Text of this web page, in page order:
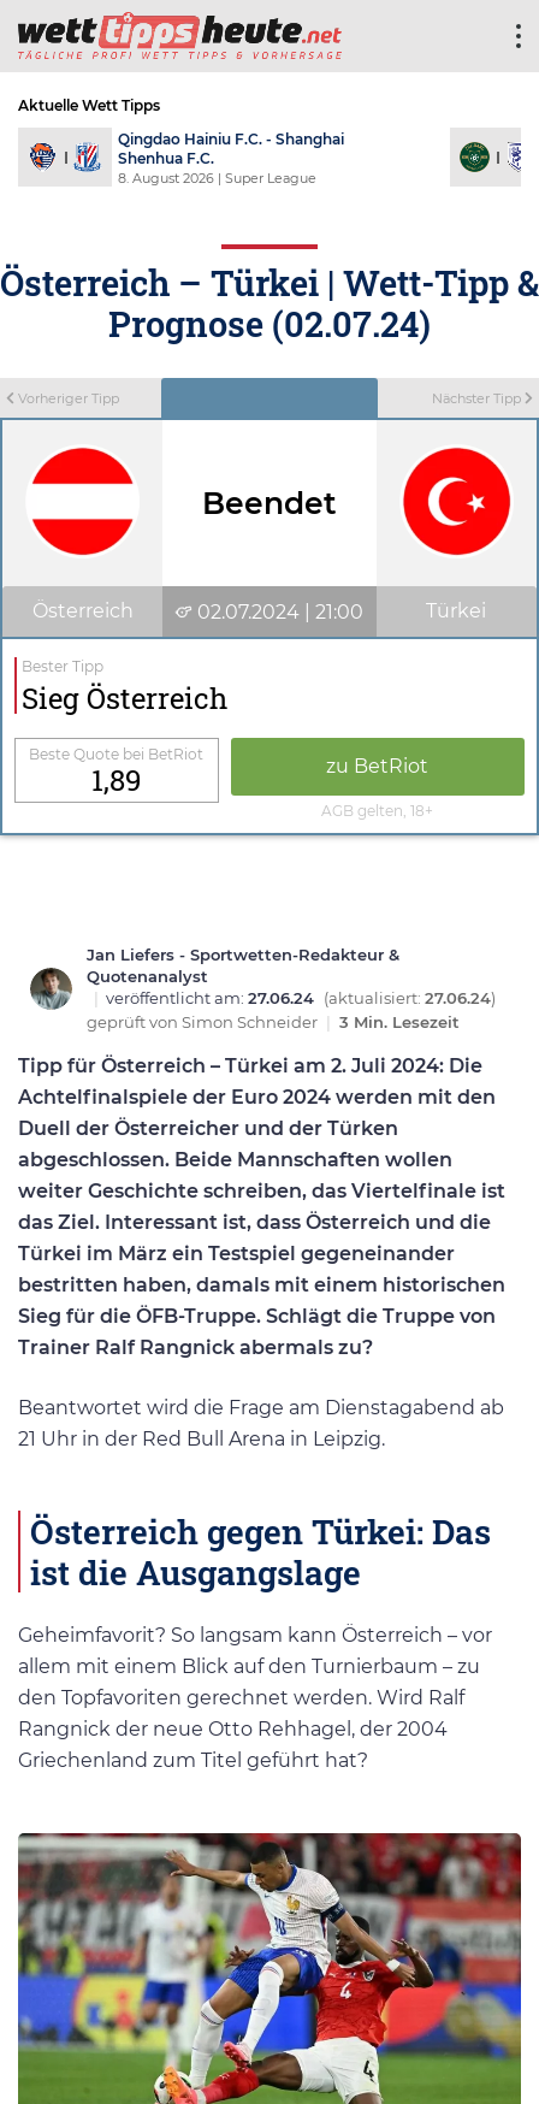
Aktuelle Wett Tipps
Qingdao Hainiu F.C. - Shanghai
Shenhua F.C.
8. August 2026 | Super League
Österreich – Türkei | Wett-Tipp &
Prognose (02.07.24)
Vorheriger Tipp Nächster Tipp
Beendet
Österreich 02.07.2024 | 21:00 Türkei
Bester Tipp
Sieg Österreich
Beste Quote bei BetRiot
1,89 zu BetRiot
AGB gelten, 18+
Jan Liefers - Sportwetten-Redakteur &
Quotenanalyst
| veröffentlicht am: 27.06.24 (aktualisiert: 27.06.24)
geprüft von Simon Schneider | 3 Min. Lesezeit
Tipp für Österreich – Türkei am 2. Juli 2024: Die
Achtelfinalspiele der Euro 2024 werden mit den
Duell der Österreicher und der Türken
abgeschlossen. Beide Mannschaften wollen
weiter Geschichte schreiben, das Viertelfinale ist
das Ziel. Interessant ist, dass Österreich und die
Türkei im März ein Testspiel gegeneinander
bestritten haben, damals mit einem historischen
Sieg für die ÖFB-Truppe. Schlägt die Truppe von
Trainer Ralf Rangnick abermals zu?
Beantwortet wird die Frage am Dienstagabend ab
21 Uhr in der Red Bull Arena in Leipzig.
Österreich gegen Türkei: Das
ist die Ausgangslage
Geheimfavorit? So langsam kann Österreich – vor
allem mit einem Blick auf den Turnierbaum – zu
den Topfavoriten gerechnet werden. Wird Ralf
Rangnick der neue Otto Rehhagel, der 2004
Griechenland zum Titel geführt hat?